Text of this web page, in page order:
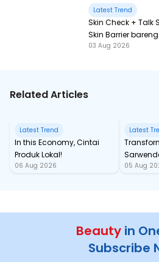
Latest Trend
Skin Check + Talk
Skin Barrier
03 Aug 2026
Related Articles
Latest Trend
In this Economy, Cintai
Produk Lokal!
06 Aug 2026
Latest
Semakin
05 Aug
Beauty in
Subscribe